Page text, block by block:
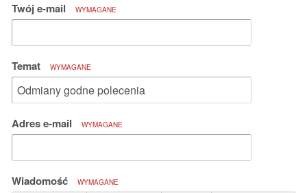
Twój e-mail WYMAGANE
Temat WYMAGANE
Adres e-mail WYMAGANE
Wiadomość WYMAGANE